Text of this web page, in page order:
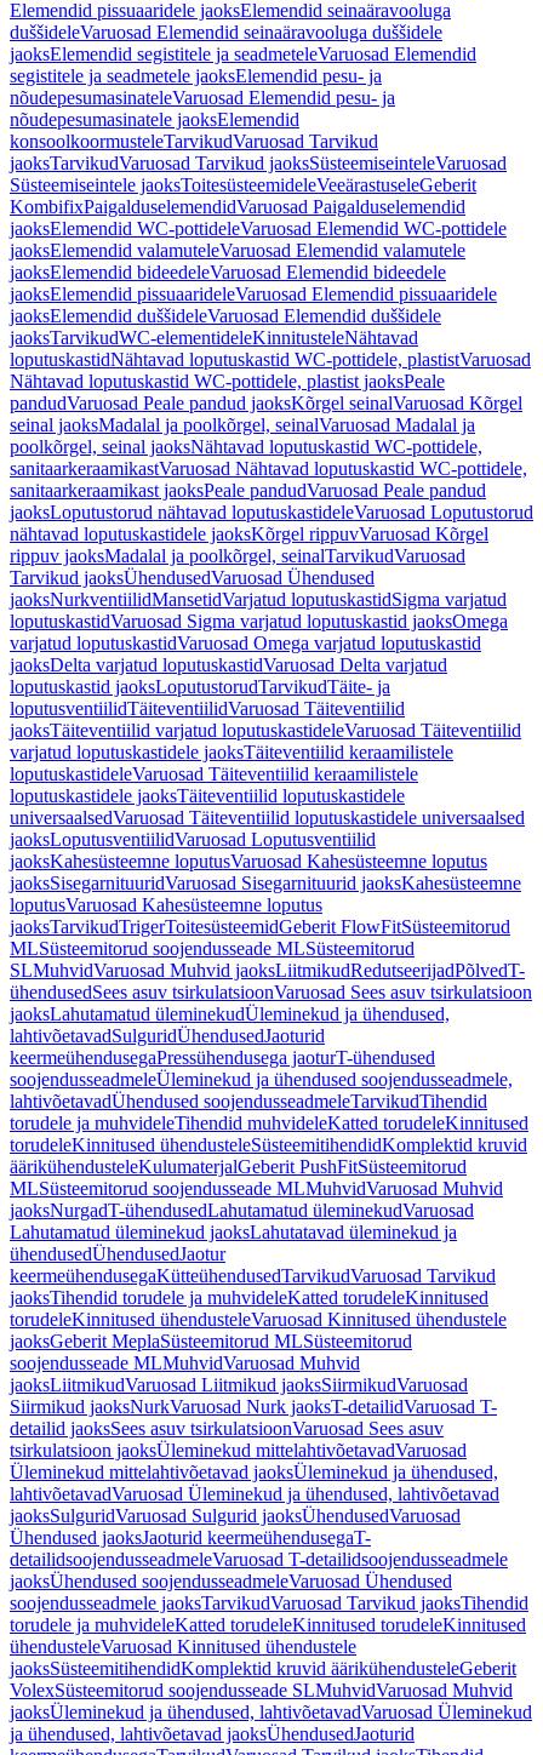
Elemendid pissuaaridele jaoksElemendid seinaäravooluga
duššideleVaruosad Elemendid seinaäravooluga duššidele
jaoksElemendid segistitele ja seadmeteleVaruosad Elemendid
segistitele ja seadmetele jaoksElemendid pesu- ja
nõudepesumasinateleVaruosad Elemendid pesu- ja
nõudepesumasinatele jaoksElemendid
konsoolkoormusteleTarvikudVaruosad Tarvikud
jaoksTarvikudVaruosad Tarvikud jaoksSüsteemiseinteleVaruosad
Süsteemiseintele jaoksToitesüsteemideleVeeärastuseleGeberit
KombifixPaigalduselemendidVaruosad Paigalduselemendid
jaoksElemendid WC-pottideleVaruosad Elemendid WC-pottidele
jaoksElemendid valamuteleVaruosad Elemendid valamutele
jaoksElemendid bideedeleVaruosad Elemendid bideedele
jaoksElemendid pissuaarideleVaruosad Elemendid pissuaaridele
jaoksElemendid duššideleVaruosad Elemendid duššidele
jaoksTarvikudWC-elementideleKinnitusteleNähtavad
loputuskastidNähtavad loputuskastid WC-pottidele, plastistVaruosad
Nähtavad loputuskastid WC-pottidele, plastist jaoksPeale
pandudVaruosad Peale pandud jaoksKõrgel seinalVaruosad Kõrgel
seinal jaoksMadalal ja poolkõrgel, seinalVaruosad Madalal ja
poolkõrgel, seinal jaoksNähtavad loputuskastid WC-pottidele,
sanitaarkeraamikastVaruosad Nähtavad loputuskastid WC-pottidele,
sanitaarkeraamikast jaoksPeale pandudVaruosad Peale pandud
jaoksLoputustorud nähtavad loputuskastideleVaruosad Loputustorud
nähtavad loputuskastidele jaoksKõrgel rippuvVaruosad Kõrgel
rippuv jaoksMadalal ja poolkõrgel, seinalTarvikudVaruosad
Tarvikud jaoksÜhendusedVaruosad Ühendused
jaoksNurkventiilidMansetidVarjatud loputuskastidSigma varjatud
loputuskastidVaruosad Sigma varjatud loputuskastid jaoksOmega
varjatud loputuskastidVaruosad Omega varjatud loputuskastid
jaoksDelta varjatud loputuskastidVaruosad Delta varjatud
loputuskastid jaoksLoputustorudTarvikudTäite- ja
loputusventiilidTäiteventiilidVaruosad Täiteventiilid
jaoksTäiteventiilid varjatud loputuskastideleVaruosad Täiteventiilid
varjatud loputuskastidele jaoksTäiteventiilid keraamilistele
loputuskastideleVaruosad Täiteventiilid keraamilistele
loputuskastidele jaoksTäiteventiilid loputuskastidele
universaalsedVaruosad Täiteventiilid loputuskastidele universaalsed
jaoksLoputusventiilidVaruosad Loputusventiilid
jaoksKahesüsteemne loputusVaruosad Kahesüsteemne loputus
jaoksSisegarnituuridVaruosad Sisegarnituurid jaoksKahesüsteemne
loputusVaruosad Kahesüsteemne loputus
jaoksTarvikudTrigerToitesüsteemidGeberit FlowFitSüsteemitorud
MLSüsteemitorud soojendusseade MLSüsteemitorud
SLMuhvidVaruosad Muhvid jaoksLiitmikudRedutseerijadPõlvedT-
ühendusedSees asuv tsirkulatsioonVaruosad Sees asuv tsirkulatsioon
jaoksLahutamatud üleminekudÜleminekud ja ühendused,
lahtivõetavadSulguridÜhendusedJaoturid
keermeühendusegaPressühendusega jaoturT-ühendused
soojendusseadmeleÜleminekud ja ühendused soojendusseadmele,
lahtivõetavadÜhendused soojendusseadmeleTarvikudTihendid
torudele ja muhvideleTihendid muhvideleKatted torudeleKinnitused
torudeleKinnitused ühendusteleSüsteemitihendidKomplektid kruvid
äärikühendusteleKulumaterjalGeberit PushFitSüsteemitorud
MLSüsteemitorud soojendusseade MLMuhvidVaruosad Muhvid
jaoksNurgadT-ühendusedLahutamatud üleminekudVaruosad
Lahutamatud üleminekud jaoksLahutatavad üleminekud ja
ühendusedÜhendusedJaotur
keermeühendusegaKütteühendusedTarvikudVaruosad Tarvikud
jaoksTihendid torudele ja muhvideleKatted torudeleKinnitused
torudeleKinnitused ühendusteleVaruosad Kinnitused ühendustele
jaoksGeberit MeplaSüsteemitorud MLSüsteemitorud
soojendusseade MLMuhvidVaruosad Muhvid
jaoksLiitmikudVaruosad Liitmikud jaoksSiirmikudVaruosad
Siirmikud jaoksNurkVaruosad Nurk jaoksT-detailidVaruosad T-
detailid jaoksSees asuv tsirkulatsioonVaruosad Sees asuv
tsirkulatsioon jaoksÜleminekud mittelahtivõetavadVaruosad
Üleminekud mittelahtivõetavad jaoksÜleminekud ja ühendused,
lahtivõetavadVaruosad Üleminekud ja ühendused, lahtivõetavad
jaoksSulguridVaruosad Sulgurid jaoksÜhendusedVaruosad
Ühendused jaoksJaoturid keermeühendusegaT-
detailidsoojendusseadmeleVaruosad T-detailidsoojendusseadmele
jaoksÜhendused soojendusseadmeleVaruosad Ühendused
soojendusseadmele jaoksTarvikudVaruosad Tarvikud jaoksTihendid
torudele ja muhvideleKatted torudeleKinnitused torudeleKinnitused
ühendusteleVaruosad Kinnitused ühendustele
jaoksSüsteemitihendidKomplektid kruvid äärikühendusteleGeberit
VolexSüsteemitorud soojendusseade SLMuhvidVaruosad Muhvid
jaoksÜleminekud ja ühendused, lahtivõetavadVaruosad Üleminekud
ja ühendused, lahtivõetavad jaoksÜhendusedJaoturid